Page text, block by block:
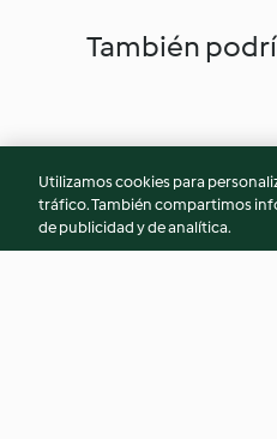
También
Utilizamos cookies para
tráfico. También compartimos
de publicidad y de analítica.